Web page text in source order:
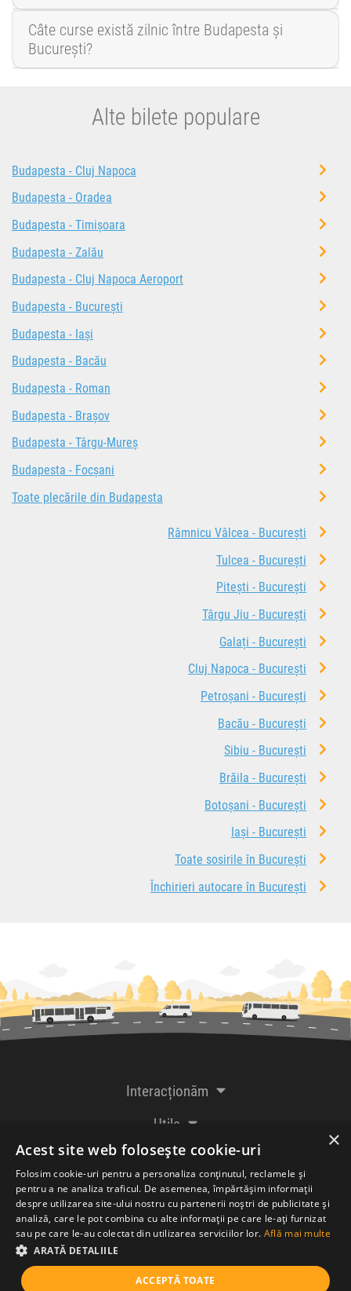
Câte curse există zilnic între Budapesta și
București?
Alte bilete populare
Budapesta - Cluj Napoca
Budapesta - Oradea
Budapesta - Timișoara
Budapesta - Zalău
Budapesta - Cluj Napoca Aeroport
Budapesta - București
Budapesta - Iași
Budapesta - Bacău
Budapesta - Roman
Budapesta - Brașov
Budapesta - Târgu-Mureș
Budapesta - Focșani
Toate plecările din Budapesta
Râmnicu Vâlcea - București
Tulcea - București
Pitești - București
Târgu Jiu - București
Galați - București
Cluj Napoca - București
Petroșani - București
Bacău - București
Sibiu - București
Brăila - București
Botoșani - București
Iași - București
Toate sosirile în București
Închirieri autocare în București
Interacționăm
Utile
De la creatorii
Acceptăm plăți cu
×
Acest site web folosește cookie-uri
Folosim cookie-uri pentru a personaliza conținutul, reclamele și
pentru a ne analiza traficul. De asemenea, împărtășim informații
despre utilizarea site-ului nostru cu partenerii noștri de publicitate și
analiză, care le pot combina cu alte informații pe care le-ați furnizat
sau pe care le-au colectat din utilizarea serviciilor lor. Află mai multe
ARATĂ DETALIILE
ACCEPTĂ TOATE